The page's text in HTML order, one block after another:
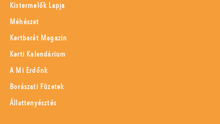
Kistermelők Lapja
Méhészet
Kertbarát Magazin
Kerti Kalendárium
A Mi Erdőnk
Borászati Füzetek
Állattenyésztés